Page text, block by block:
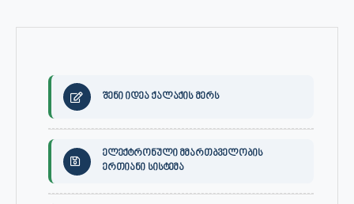
შენი იდეა ქალაქის მერს
ელექტრონული მმართბველობის
ერთიანი სისტემა